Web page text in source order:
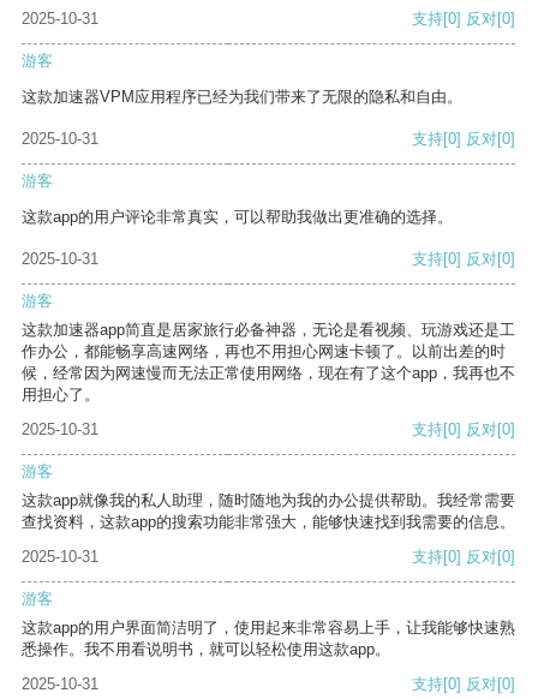
2025-10-31
支持[0] 反对[0]
游客
这款加速器VPM应用程序已经为我们带来了无限的隐私和自由。
2025-10-31 支持[0] 反对[0]
游客
这款app的用户评论非常真实，可以帮助我做出更准确的选择。
2025-10-31 支持[0] 反对[0]
游客
这款加速器app简直是居家旅行必备神器，无论是看视频、玩游戏还是工
作办公，都能畅享高速网络，再也不用担心网速卡顿了。以前出差的时
候，经常因为网速慢而无法正常使用网络，现在有了这个app，我再也不
用担心了。
2025-10-31
支持[0] 反对[0]
游客
这款app就像我的私人助理，随时随地为我的办公提供帮助。我经常需要
查找资料，这款app的搜索功能非常强大，能够快速找到我需要的信息。
2025-10-31
支持[0] 反对[0]
游客
这款app的用户界面简洁明了，使用起来非常容易上手，让我能够快速熟
悉操作。我不用看说明书，就可以轻松使用这款app。
2025-10-31
支持[0] 反对[0]